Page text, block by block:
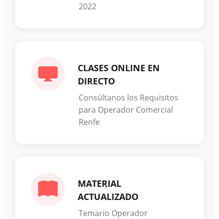
2022
CLASES ONLINE EN
DIRECTO
Consúltanos los Requisitos
para Operador Comercial
Renfe
MATERIAL
ACTUALIZADO
Temario Operador